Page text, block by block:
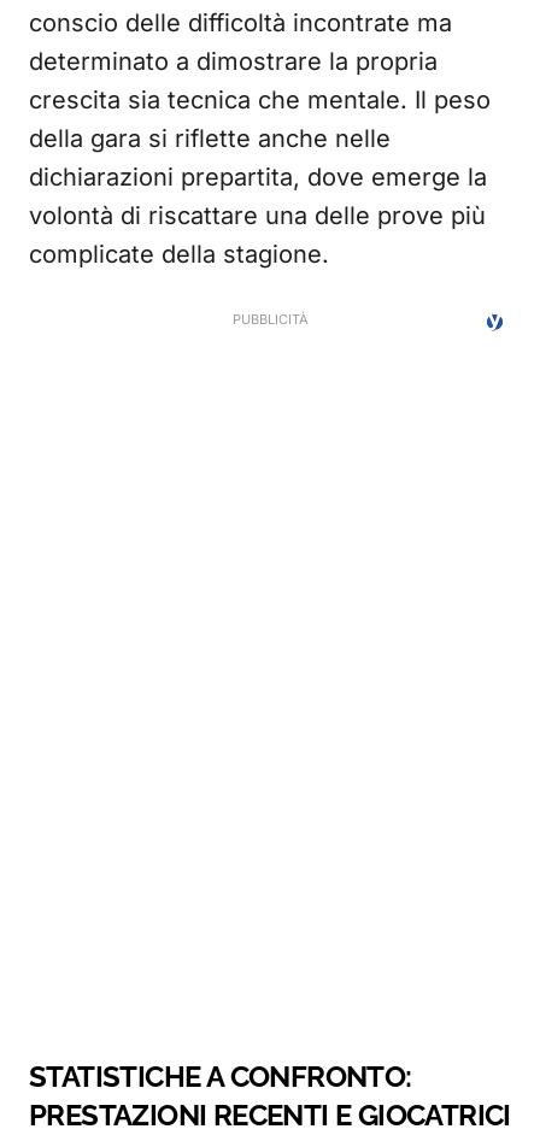
conscio delle difficoltà incontrate ma
determinato a dimostrare la propria
crescita sia tecnica che mentale. Il peso
della gara si riflette anche nelle
dichiarazioni prepartita, dove emerge la
volontà di riscattare una delle prove più
complicate della stagione.
STATISTICHE A CONFRONTO:
PRESTAZIONI RECENTI E GIOCATRICI